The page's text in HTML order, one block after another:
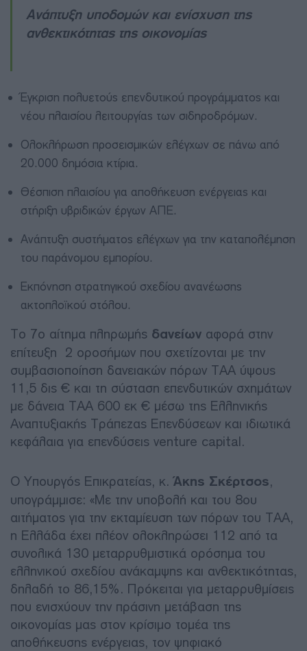
Ανάπτυξη υποδομών και ενίσχυση της
ανθεκτικότητας της οικονομίας
Έγκριση πολυετούς επενδυτικού προγράμματος και
νέου πλαισίου λειτουργίας των σιδηροδρόμων.
Ολοκλήρωση προσεισμικών ελέγχων σε πάνω από
20.000 δημόσια κτίρια.
Θέσπιση πλαισίου για αποθήκευση ενέργειας και
στήριξη υβριδικών έργων ΑΠΕ.
Ανάπτυξη συστήματος ελέγχων για την καταπολέμηση
του παράνομου εμπορίου.
Εκπόνηση στρατηγικού σχεδίου ανανέωσης
ακτοπλοϊκού στόλου.
Το 7ο αίτημα πληρωμής δανείων αφορά στην
επίτευξη 2 οροσήμων που σχετίζονται με την
συμβασιοποίηση δανειακών πόρων ΤΑΑ ύψους
11,5 δις € και τη σύσταση επενδυτικών σχημάτων
με δάνεια ΤΑΑ 600 εκ € μέσω της Ελληνικής
Αναπτυξιακής Τράπεζας Επενδύσεων και ιδιωτικά
κεφάλαια για επενδύσεις venture capital.
Ο Υπουργός Επικρατείας, κ.Άκης Σκέρτσος,
υπογράμμισε: «Με την υποβολή και του 8ου
αιτήματος για την εκταμίευση των πόρων του ΤΑΑ,
η Ελλάδα έχει πλέον ολοκληρώσει 112 από τα
συνολικά 130 μεταρρυθμιστικά ορόσημα του
ελληνικού σχεδίου ανάκαμψης και ανθεκτικότητας,
δηλαδή το 86,15%. Πρόκειται για μεταρρυθμίσεις
που ενισχύουν την πράσινη μετάβαση της
οικονομίας μας στον κρίσιμο τομέα της
αποθήκευσης ενέργειας, τον ψηφιακό